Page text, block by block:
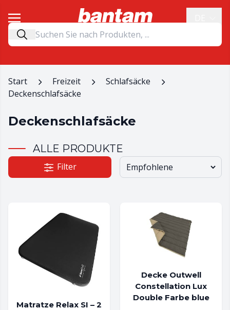
Start Freizeit
Schlafsäcke
Deckenschlafsäcke
Deckenschlafsäcke
ALLE PRODUKTE
Filter
Matratze Relax SI – 2
Decke Outwell
Constellation Lux
Double Farbe blue